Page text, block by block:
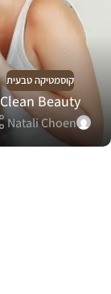
קוסמטיקה טבעית
Clean Beauty
Natali Choen